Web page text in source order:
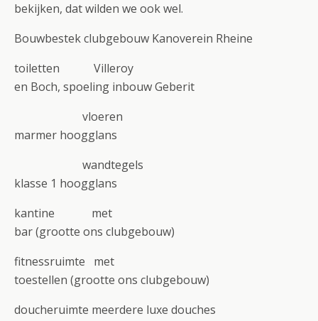
bekijken, dat wilden we ook wel.
Bouwbestek clubgebouw Kanoverein Rheine
toiletten Villeroy
en Boch, spoeling inbouw Geberit
vloeren
marmer hoogglans
wandtegels
klasse 1 hoogglans
kantine met
bar (grootte ons clubgebouw)
fitnessruimte met
toestellen (grootte ons clubgebouw)
doucheruimte meerdere luxe douches